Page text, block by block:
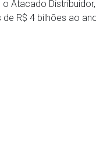
Atacado
R$ 4 bilhões ao